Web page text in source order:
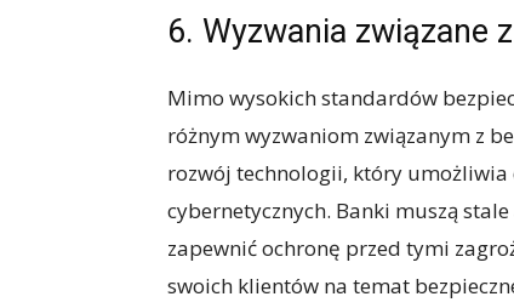
6. Wyzwania związane
Mimo wysokich standardów
różnym wyzwaniom związanym z
rozwój technologii, który
cybernetycznych. Banki muszą
zapewnić ochronę przed tymi
swoich klientów na temat